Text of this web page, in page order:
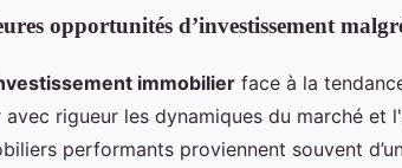
opportunités d’investissement
immobilier face à la
avec rigueur les dynamiques du marché et
performants proviennent souvent